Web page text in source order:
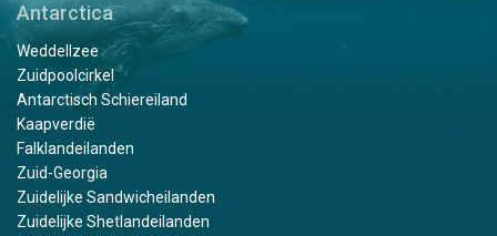
Antarctica
Weddellzee
Zuidpoolcirkel
Antarctisch Schiereiland
Kaapverdië
Falklandeilanden
Zuid-Georgia
Zuidelijke Sandwicheilanden
Zuidelijke Shetlandeilanden